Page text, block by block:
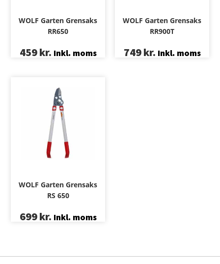
WOLF Garten Grensaks
RR650
459kr. Inkl. moms
WOLF Garten Grensaks
RR900T
749kr. Inkl. moms
WOLF Garten Grensaks
RS 650
699kr. Inkl. moms